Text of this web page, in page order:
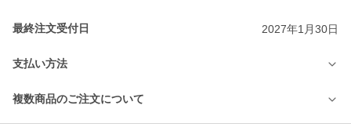
最終注文受付日 2027年1月30日
支払い方法
複数商品のご注文について